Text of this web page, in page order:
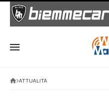
ATTUALITÀ